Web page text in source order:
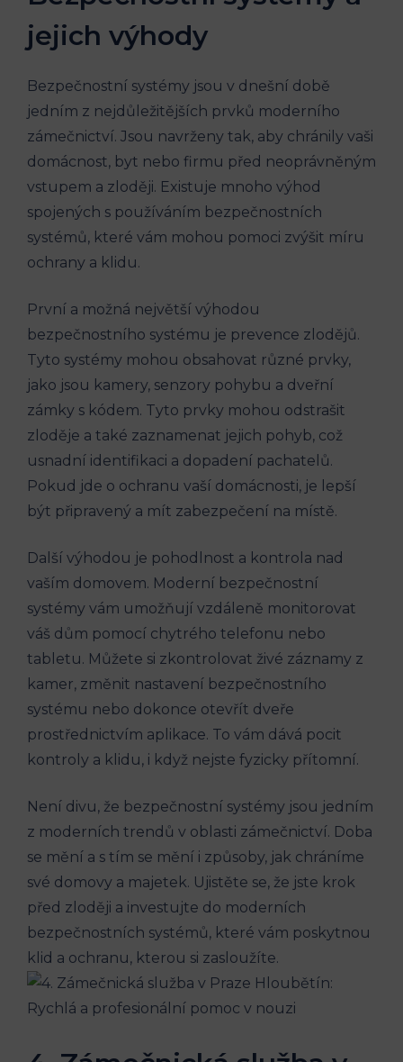
jejich výhody
Bezpečnostní systémy jsou v dnešní době
jedním z nejdůležitějších prvků moderního
zámečnictví. Jsou navrženy tak, aby chránily vaši
domácnost, byt nebo firmu před neoprávněným
vstupem a zloději. Existuje mnoho výhod
spojených s používáním bezpečnostních
systémů, které vám mohou pomoci zvýšit míru
ochrany a klidu.
První a možná největší výhodou
bezpečnostního systému je prevence zlodějů.
Tyto systémy mohou obsahovat různé prvky,
jako jsou kamery, senzory pohybu a dveřní
zámky s kódem. Tyto prvky mohou odstrašit
zloděje a také zaznamenat jejich pohyb, což
usnadní identifikaci a dopadení pachatelů.
Pokud jde o ochranu vaší domácnosti, je lepší
být připravený a mít zabezpečení na místě.
Další výhodou je pohodlnost a kontrola nad
vaším domovem. Moderní bezpečnostní
systémy vám umožňují vzdáleně monitorovat
váš dům pomocí chytrého telefonu nebo
tabletu. Můžete si zkontrolovat živé záznamy z
kamer, změnit nastavení bezpečnostního
systému nebo dokonce otevřít dveře
prostřednictvím aplikace. To vám dává pocit
kontroly a klidu, i když nejste fyzicky přítomní.
Není divu, že bezpečnostní systémy jsou jedním
z moderních trendů v oblasti zámečnictví. Doba
se mění a s tím se mění i způsoby, jak chráníme
své domovy a majetek. Ujistěte se, že jste krok
před zloději a investujte do moderních
bezpečnostních systémů, které vám poskytnou
klid a ochranu, kterou si zasloužíte.